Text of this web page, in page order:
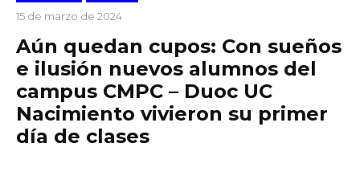
15 de marzo de 2024
Aún quedan cupos: Con sueños
e ilusión nuevos alumnos del
campus CMPC – Duoc UC
Nacimiento vivieron su primer
día de clases